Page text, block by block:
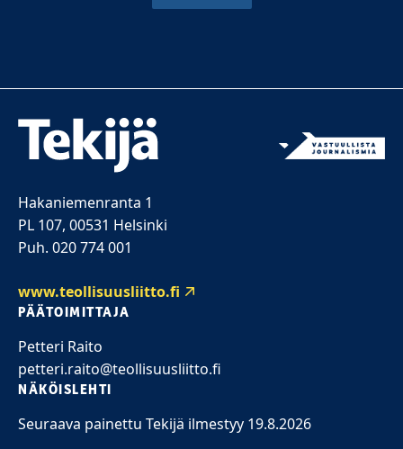
Hakaniemenranta 1
PL 107, 00531 Helsinki
Puh. 020 774 001
www.teollisuusliitto.fi
PÄÄTOIMITTAJA
Petteri Raito
petteri.raito@teollisuusliitto.fi
NÄKÖISLEHTI
Seuraava painettu Tekijä ilmestyy 19.8.2026